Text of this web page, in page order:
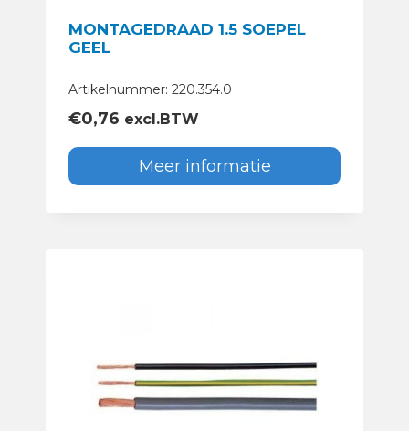
MONTAGEDRAAD 1.5 SOEPEL
GEEL
Artikelnummer: 220.354.0
€0,76 excl.BTW
Meer informatie